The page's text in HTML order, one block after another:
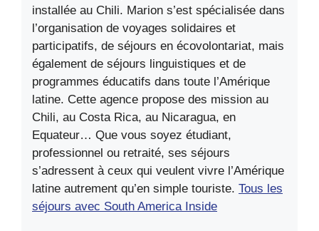
installée au Chili. Marion s’est spécialisée dans
l’organisation de voyages solidaires et
participatifs, de séjours en écovolontariat, mais
également de séjours linguistiques et de
programmes éducatifs dans toute l’Amérique
latine. Cette agence propose des mission au
Chili, au Costa Rica, au Nicaragua, en
Equateur… Que vous soyez étudiant,
professionnel ou retraité, ses séjours
s’adressent à ceux qui veulent vivre l’Amérique
latine autrement qu’en simple touriste. Tous les
séjours avec South America Inside